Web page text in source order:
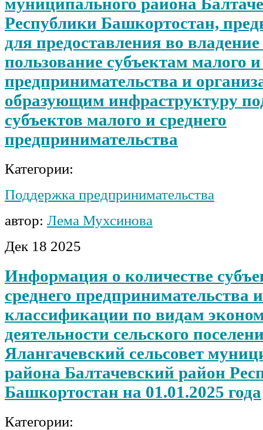
Республики Башкортостан,
для предоставления во
пользование субъектам малого и
предпринимательства и
образующим инфраструктуру
субъектов малого и среднего
предпринимательства
Категории:
Поддержка предпринимательства
автор: Лема Мухсинова
Дек 18 2025
Информация о количестве
среднего предпринимательства
классификации по видам
деятельности сельского
Ялангачевский сельсовет
района Балтачевский район
Башкортостан на 01.01.2025 года
Категории: